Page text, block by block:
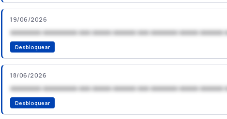
19/06/2026
xxxxxxxx xxxxxxxxx xxx xxxxx xxxxxx xxx xxxxxxx xxxxx xxxxxx
Desbloquear
18/06/2026
xxxxxxxx xxxxxxxxx xxx xxxxx xxxxxx xxx xxxxxxx xxxxx xxxxxx
Desbloquear